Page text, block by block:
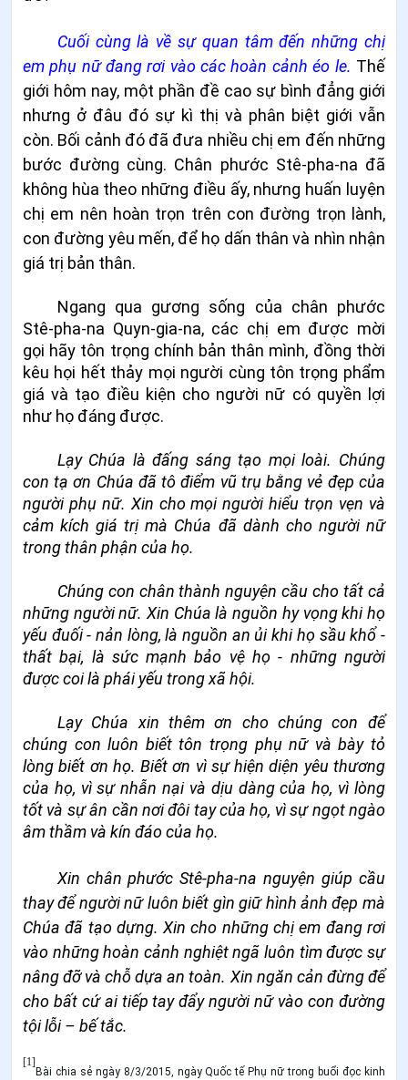
Cuối cùng là về sự quan tâm đến những chị
em phụ nữ đang rơi vào các hoàn cảnh éo le. Thế
giới hôm nay, một phần đề cao sự bình đẳng giới
nhưng ở đâu đó sự kì thị và phân biệt giới vẫn
còn. Bối cảnh đó đã đưa nhiều chị em đến những
bước đường cùng. Chân phước Stê-pha-na đã
không hùa theo những điều ấy, nhưng huấn luyện
chị em nên hoàn trọn trên con đường trọn lành,
con đường yêu mến, để họ dấn thân và nhìn nhận
giá trị bản thân.
Ngang qua gương sống của chân phước
Stê-pha-na Quyn-gia-na, các chị em được mời
gọi hãy tôn trọng chính bản thân mình, đồng thời
kêu họi hết thảy mọi người cùng tôn trọng phẩm
giá và tạo điều kiện cho người nữ có quyền lợi
như họ đáng được.
Lạy Chúa là đấng sáng tạo mọi loài. Chúng
con tạ ơn Chúa đã tô điểm vũ trụ bằng vẻ đẹp của
người phụ nữ. Xin cho mọi người hiểu trọn vẹn và
cảm kích giá trị mà Chúa đã dành cho người nữ
trong thân phận của họ.
Chúng con chân thành nguyện cầu cho tất cả
những người nữ. Xin Chúa là nguồn hy vọng khi họ
yếu đuối - nản lòng, là nguồn an ủi khi họ sầu khổ -
thất bại, là sức mạnh bảo vệ họ - những người
được coi là phái yếu trong xã hội.
Lạy Chúa xin thêm ơn cho chúng con để
chúng con luôn biết tôn trọng phụ nữ và bày tỏ
lòng biết ơn họ. Biết ơn vì sự hiện diện yêu thương
của họ, vì sự nhẫn nại và dịu dàng của họ, vì lòng
tốt và sự ân cần nơi đôi tay của họ, vì sự ngọt ngào
âm thầm và kín đáo của họ.
Xin chân phước Stê-pha-na nguyện giúp cầu
thay để người nữ luôn biết gìn giữ hình ảnh đẹp mà
Chúa đã tạo dựng. Xin cho những chị em đang rơi
vào những hoàn cảnh nghiệt ngã luôn tìm được sự
nâng đỡ và chỗ dựa an toàn. Xin ngăn cản đừng để
cho bất cứ ai tiếp tay đẩy người nữ vào con đường
tội lỗi– bế tắc.
[1]
Bài chia sẻ ngày 8/3/2015, ngày Quốc tế Phụ nữ trong buổi đọc kinh